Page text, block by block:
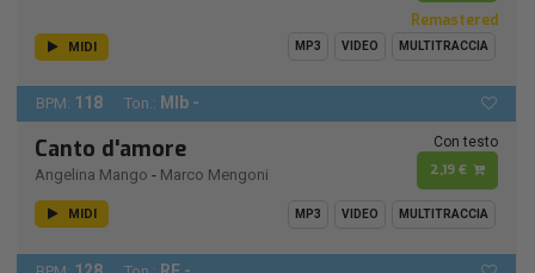
Remastered
MIDI MP3 VIDEO MULTITRACCIA
BPM: 118 Ton.: MIb -
Canto d'amore
Angelina Mango - Marco Mengoni
Con testo
2,19 €
MIDI MP3 VIDEO MULTITRACCIA